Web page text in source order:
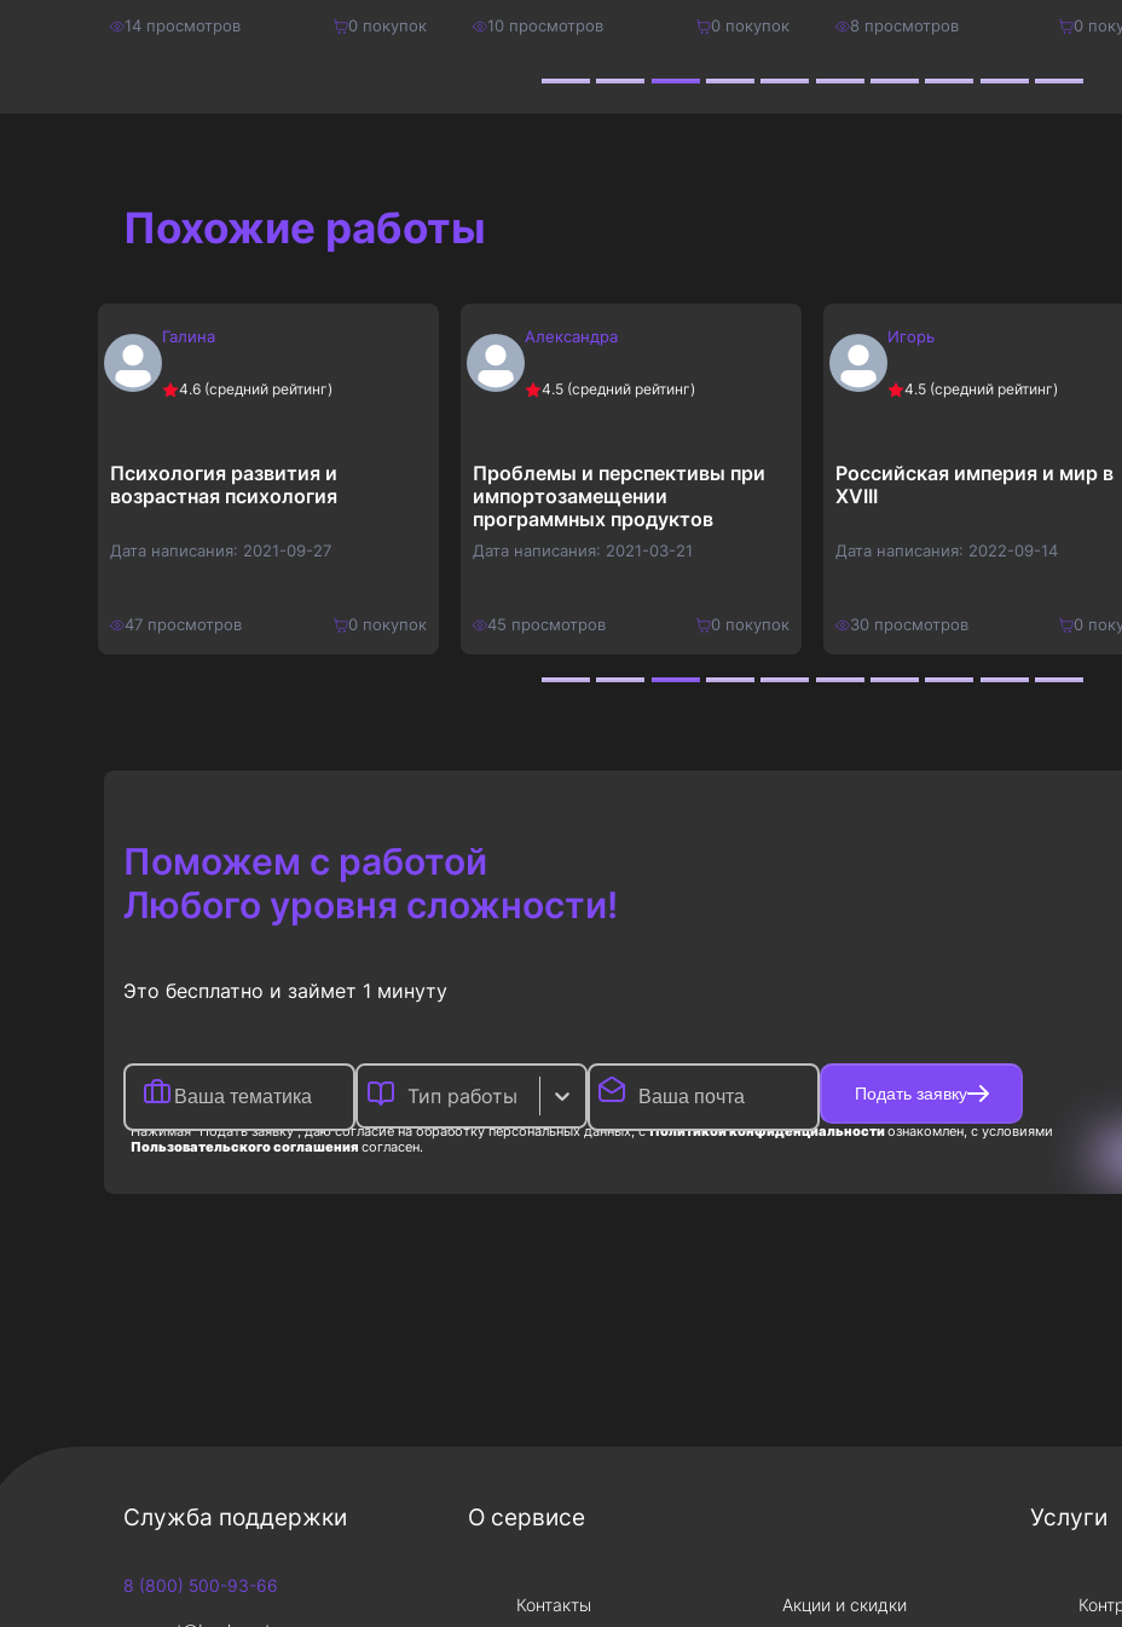
14 просмотров 0 покупок 10 просмотров 0 покупок 8 просмотров 0
Похожие работы
Галина
4.6 (средний рейтинг)
Психология развития и
возрастная психология
Дата написания: 2021-09-27
47 просмотров 0 покупок
Александра
4.5 (средний рейтинг)
Проблемы и перспективы при
импортозамещении
программных продуктов
Дата написания: 2021-03-21
45 просмотров 0 покупок
Игорь
4.5 (средний рейтинг)
Российская империя и мир в
XVIII
Дата написания: 2022-09-14
30 просмотров 0
Поможем с работой
Любого уровня сложности!
Это бесплатно и займет 1 минуту
Тип работы Подать заявку
Нажимая "Подать заявку", даю согласие на обработку персональных данных, с Политикой конфиденциальностиознакомлен, с условиями
Пользовательского соглашения согласен.
Служба поддержки
8 (800) 500-93-66
О сервисе
Контакты Акции и скидки
Услуги